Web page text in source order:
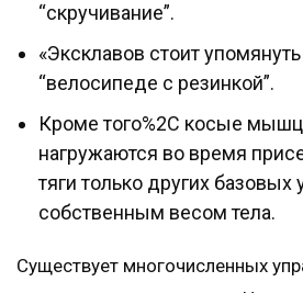
“скручивание”.
«Эксклавов стоит
“велосипеде с резинкой”.
Кроме того%2C косые
нагружаются во время
тяги только других
собственным весом тела.
Существует многочисленных